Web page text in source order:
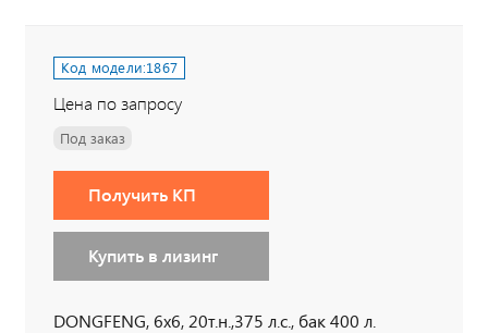
Код модели:1867
Цена по запросу
Под заказ
Получить КП
Купить в лизинг
DONGFENG, 6х6, 20т.н.,375 л.с., бак 400 л.